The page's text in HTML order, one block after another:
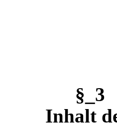
§_3
Inhalt